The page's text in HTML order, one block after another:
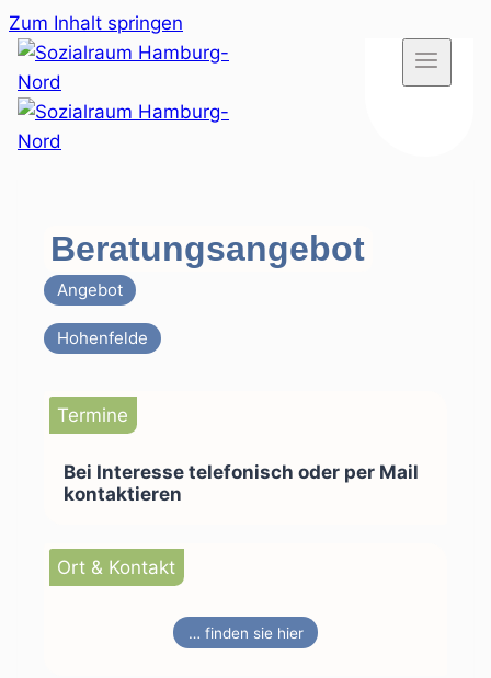
Zum Inhalt springen
Beratungsangebot
Angebot
Hohenfelde
Termine
Bei Interesse telefonisch oder per Mail
kontaktieren
Ort & Kontakt
… finden sie hier